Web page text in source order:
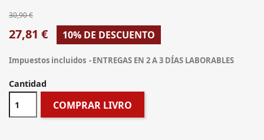
30,90 €
27,81 € 10% DE DESCUENTO
Impuestos incluidos ENTREGAS EN 2 A 3 DÍAS LABORABLES
Cantidad
COMPRAR LIVRO